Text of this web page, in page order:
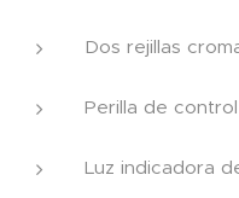
Dos rejillas
Perilla de
Luz indicadora